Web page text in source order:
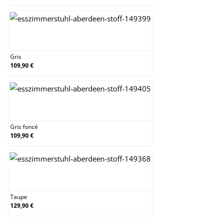
Gris
109,90 €
Gris foncé
109,90 €
Taupe
129,90 €